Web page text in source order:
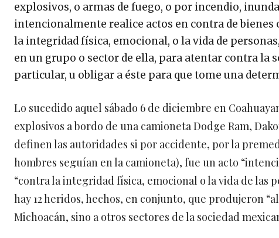
explosivos, o armas de fuego, o por incendio,
intencionalmente realice actos en contra de bienes
la integridad física, emocional, o la vida de
en un grupo o sector de ella, para atentar contra la
particular, u obligar a éste para que tome una
Lo sucedido aquel sábado 6 de diciembre en
explosivos a bordo de una camioneta Dodge Ram,
definen las autoridades si por accidente, por la
hombres seguían en la camioneta), fue un acto
“contra la integridad física, emocional o la vida de las
hay 12 heridos, hechos, en conjunto, que produjeron
Michoacán, sino a otros sectores de la sociedad